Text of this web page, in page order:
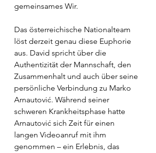
gemeinsames Wir.
Das österreichische Nationalteam
löst derzeit genau diese Euphorie
aus. David spricht über die
Authentizität der Mannschaft, den
Zusammenhalt und auch über seine
persönliche Verbindung zu Marko
Arnautović. Während seiner
schweren Krankheitsphase hatte
Arnautović sich Zeit für einen
langen Videoanruf mit ihm
genommen – ein Erlebnis, das